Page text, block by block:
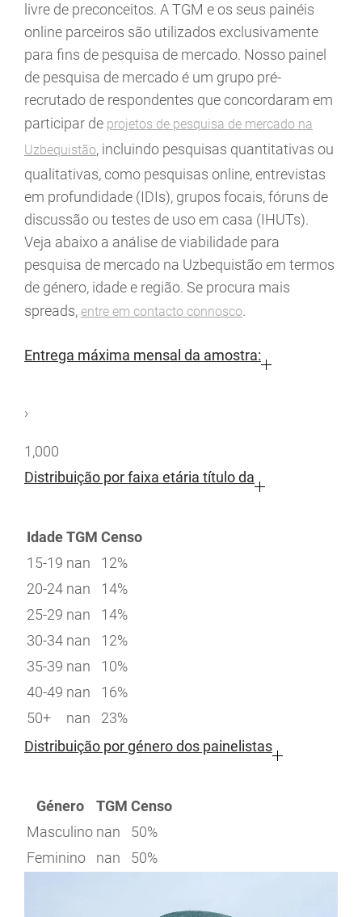
livre de preconceitos. A TGM e os seus painéis
online parceiros são utilizados exclusivamente
para fins de pesquisa de mercado. Nosso painel
de pesquisa de mercado é um grupo pré-
recrutado de respondentes que concordaram em
participar de projetos de pesquisa de mercado na
Uzbequistão, incluindo pesquisas quantitativas ou
qualitativas, como pesquisas online, entrevistas
em profundidade (IDIs), grupos focais, fóruns de
discussão ou testes de uso em casa (IHUTs).
Veja abaixo a análise de viabilidade para
pesquisa de mercado na Uzbequistão em termos
de género, idade e região. Se procura mais
spreads, entre em contacto connosco.
Entrega máxima mensal da amostra:
›
1,000
Distribuição por faixa etária título da
IdadeTGM Censo
15-19 nan
12%
20-24 nan
14%
25-29 nan
14%
30-34 nan
12%
35-39 nan
10%
40-49 nan
16%
50+
nan
23%
Distribuição por género dos painelistas
Género TGM Censo
Masculino nan
50%
Feminino
nan 50%